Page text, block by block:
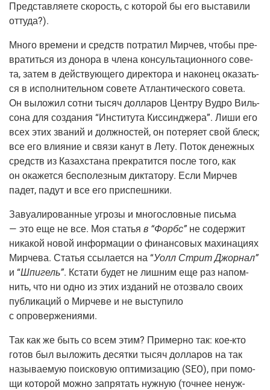
Пред­став­ля­е­те ско­рость, с кото­рой бы его выста­ви­ли
оттуда?).
Мно­го вре­ме­ни и средств потра­тил Мир­чев, что­бы пре­
вра­тить­ся из доно­ра в чле­на кон­суль­та­ци­он­но­го сове­
та, затем в дей­ству­ю­ще­го дирек­то­ра и нако­нец ока­зать­
ся в испол­ни­тель­ном сове­те Атлан­ти­че­ско­го сове­та.
Он выло­жил сот­ни тысяч дол­ла­ров Цен­тру Вуд­ро Виль­
со­на для созда­ния “Инсти­ту­та Кис­син­дже­ра”. Лиши его
всех этих зва­ний и долж­но­стей, он поте­ря­ет свой блеск;
все его вли­я­ние и свя­зи канут в Лету. Поток денеж­ных
средств из Казах­ста­на пре­кра­тит­ся после того, как
он ока­жет­ся бес­по­лез­ным дик­та­то­ру. Если Мир­чев
падет, падут и все его приспешники.
Заву­а­ли­ро­ван­ные угро­зы и мно­го­слов­ные пись­ма
— это еще не все. Моя ста­тья в “Форбс” не содер­жит
ника­кой новой инфор­ма­ции о финан­со­вых махи­на­ци­ях
Мир­че­ва. Ста­тья ссы­ла­ет­ся на “Уолл Стрит Джор­нал”
и “Шпи­гель”. Кста­ти будет не лиш­ним еще раз напом­
нить, что ни одно из этих изда­ний не ото­зва­ло сво­их
пуб­ли­ка­ций о Мир­че­ве и не высту­пи­ло
с опровержениями.
Так как же быть со всем этим? При­мер­но так: кое-кто
готов был выло­жить десят­ки тысяч дол­ла­ров на так
назы­ва­е­мую поис­ко­вую опти­ми­за­цию (SEO), при помо­
щи кото­рой мож­но запря­тать нуж­ную (точ­нее ненуж­